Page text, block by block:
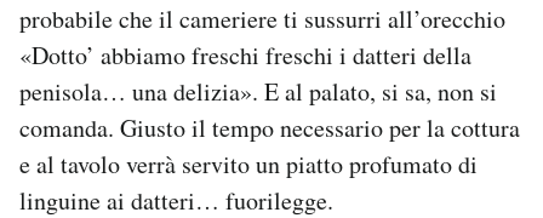
probabile che il cameriere ti sussurri all’orecchio
«Dotto’ abbiamo freschi freschi i datteri della
penisola… una delizia». E al palato, si sa, non si
comanda. Giusto il tempo necessario per la cottura
e al tavolo verrà servito un piatto profumato di
linguine ai datteri… fuorilegge.